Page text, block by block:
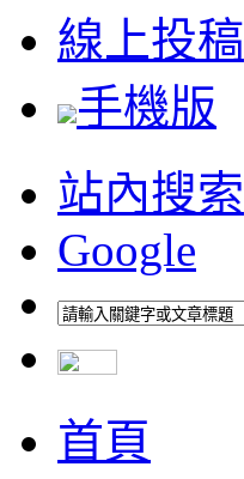
線上投稿
手機版
站內搜索
Google
首頁